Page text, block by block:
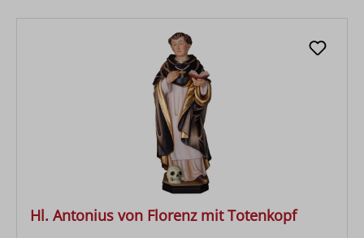
Hl. Antonius von Florenz mit Totenkopf